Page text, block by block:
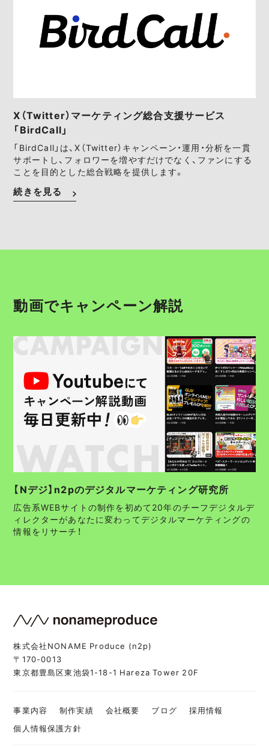
X（Twitter）マーケティング総合支援サービス
「BirdCall」
「BirdCall」は、X（Twitter）キャンペーン・運用・分析を一貫
サポートし、フォロワーを増やすだけでなく、ファンにする
ことを目的とした総合戦略を提供します。
続きを見る
動画でキャンペーン解説
【Nデジ】n2pのデジタルマーケティング研究所
広告系WEBサイトの制作を初めて20年のチーフデジタルデ
ィレクターがあなたに変わってデジタルマーケティングの
情報をリサーチ！
株式会社NONAME Produce (n2p)
〒170-0013
東京都豊島区東池袋1-18-1 Hareza Tower 20F
事業内容 制作実績 会社概要 ブログ
採用情報
個人情報保護方針